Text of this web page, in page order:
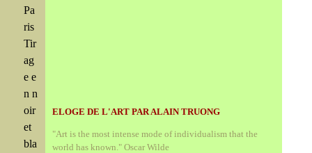
Pa
ris
Tir
ag
e e
n n
oir
et
bla
ELOGE DE L'ART PAR ALAIN TRUONG
"Art is the most intense mode of individualism that the
world has known." Oscar Wilde